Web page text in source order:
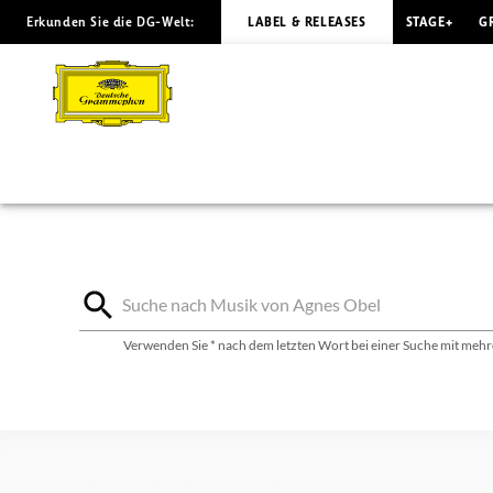
Agnes
Obel
Diskografie
Deutsche
Erkunden Sie die DG-Welt: LABEL & RELEASES STAGE+
Verwenden Sie * nach dem letzten Wort bei einer Suche mit